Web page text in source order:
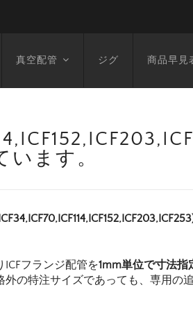
真空配管 ジグ 商品早見
ます。
フランジ配管を1mm単位で寸法指
の特注サイズであっても、専用の